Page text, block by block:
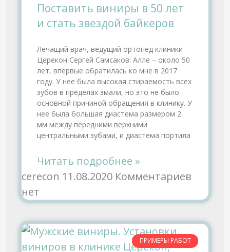
Поставить виниры в 50 лет
и стать звездой байкеров
Лечащий врач, ведущий ортопед клиники
Церекон Сергей Самсаков: Алле – около 50
лет, впервые обратилась ко мне в 2017
году. У нее была высокая стираемость всех
зубов в пределах эмали, но это не было
основной причиной обращения в клинику. У
нее была большая диастема размером 2
мм между передними верхними
центральными зубами, и диастема портила
Читать подробнее »
cerecon 11.08.2020 Комментариев
нет
ПРИМЕРЫ РАБОТ